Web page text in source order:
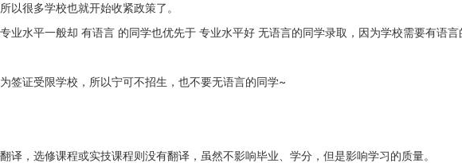
以很多学校也就开始收紧政策了。
业水平一般却 有语言 的同学也优先于 专业水平好 无语言的同学录取，因为学校需要有语言
签证受限学校，所以宁可不招生，也不要无语言的同学~
译，选修课程或实技课程则没有翻译，虽然不影响毕业、学分，但是影响学习的质量。